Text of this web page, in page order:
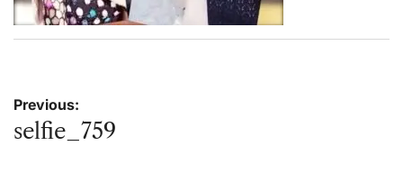
Post
navigation
Previous:
selfie_759